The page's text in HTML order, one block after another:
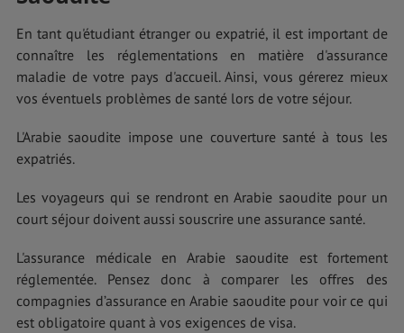
En tant qu'étudiant étranger ou expatrié, il est important de
connaître les réglementations en matière d'assurance
maladie de votre pays d'accueil. Ainsi, vous gérerez mieux
vos éventuels problèmes de santé lors de votre séjour.
L'Arabie saoudite impose une couverture santé à tous les
expatriés.
Les voyageurs qui se rendront en Arabie saoudite pour un
court séjour doivent aussi souscrire une assurance santé.
L'assurance médicale en Arabie saoudite est fortement
réglementée. Pensez donc à comparer les offres des
compagnies d’assurance en Arabie saoudite pour voir ce qui
est obligatoire quant à vos exigences de visa.